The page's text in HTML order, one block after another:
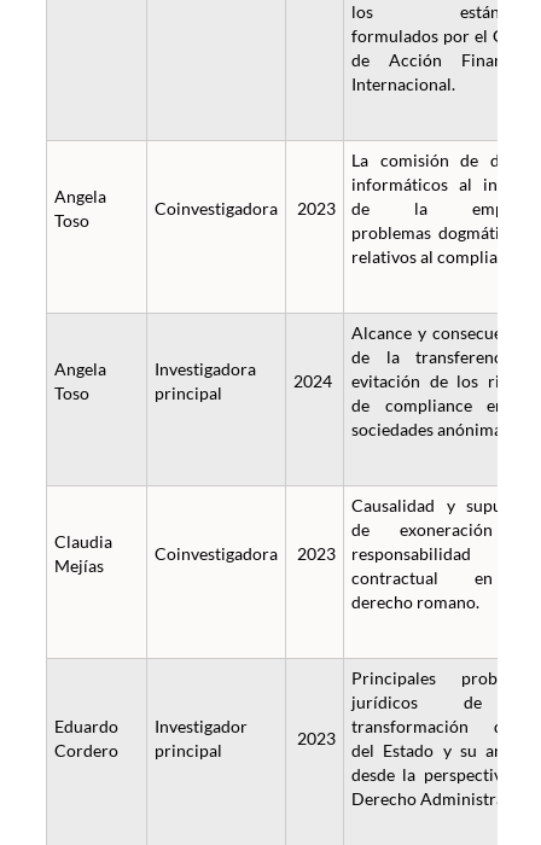
los estándares
formulados por el Grupo
de Acción Financiera
Internacional.
Angela
Toso
Coinvestigadora 2023
La comisión de delitos
informáticos al interior
de la empresa:
problemas dogmáticos y
relativos al compliance.
Angela
Toso
Investigadora
principal
2024
Alcance y consecuencias
de la transferencia y
evitación de los riesgos
de compliance en las
sociedades anónimas.
Claudia
Mejías
Coinvestigadora 2023
Causalidad y supuestos
de exoneración de
responsabilidad
contractual en el
derecho romano.
Eduardo
Cordero
Investigador
principal
2023
Principales problemas
jurídicos de la
transformación digital
del Estado y su análisis
desde la perspectiva del
Derecho Administrativo.